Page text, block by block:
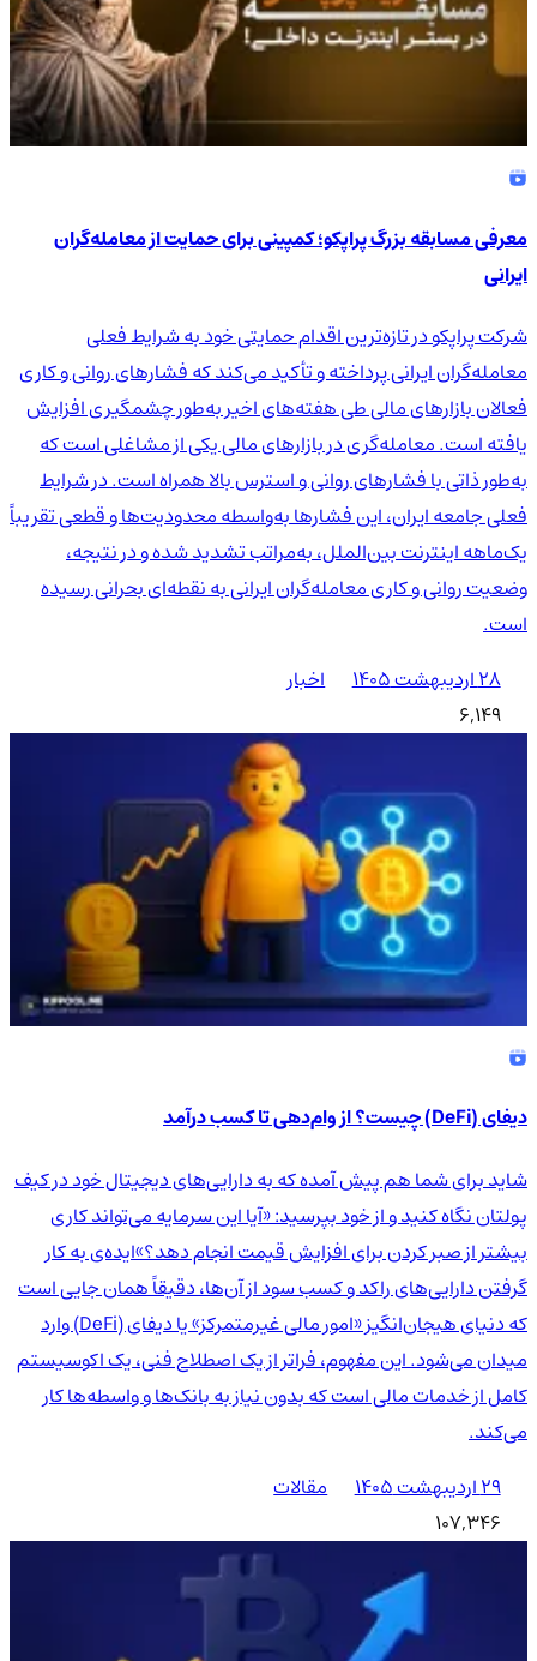
معرفی مسابقه بزرگ پراپکو؛ کمپینی برای حمایت از معامله‌گران
ایرانی
شرکت پراپکو در تازه‌ترین اقدام حمایتی خود به شرایط فعلی
معامله‌گران ایرانی پرداخته و تأکید می‌کند که فشارهای روانی و کاری
فعالان بازارهای مالی طی هفته‌های اخیر به‌طور چشمگیری افزایش
یافته است. معامله‌گری در بازارهای مالی یکی از مشاغلی است که
به‌طور ذاتی با فشارهای روانی و استرس بالا همراه است. در شرایط
فعلی جامعه ایران، این فشارها به‌واسطه محدودیت‌ها و قطعی تقریباً
یک‌ماهه اینترنت بین‌الملل، به‌مراتب تشدید شده و در نتیجه،
وضعیت روانی و کاری معامله‌گران ایرانی به نقطه‌ای بحرانی رسیده
است.
۲۸ اردیبهشت ۱۴۰۵
اخبار
6,149
دیفای (DeFi) چیست؟ از وام‌دهی تا کسب درآمد
شاید برای شما هم پیش آمده که به دارایی‌های دیجیتال خود در کیف
پولتان نگاه کنید و از خود بپرسید: «آیا این سرمایه می‌تواند کاری
بیشتر از صبر کردن برای افزایش قیمت انجام دهد؟»ایده‌ی به کار
گرفتن دارایی‌های راکد و کسب سود از آن‌ها، دقیقاً همان جایی است
که دنیای هیجان‌انگیز «امور مالی غیرمتمرکز» یا دیفای (DeFi) وارد
میدان می‌شود. این مفهوم، فراتر از یک اصطلاح فنی، یک اکوسیستم
کامل از خدمات مالی است که بدون نیاز به بانک‌ها و واسطه‌ها کار
می‌کند.
۲۹ اردیبهشت ۱۴۰۵
مقالات
107,346